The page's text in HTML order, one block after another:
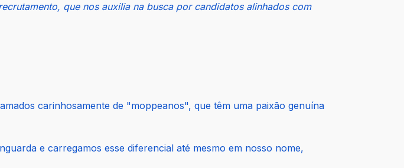
que nos auxilia na busca por candidatos alinhados com
carinhosamente de "moppeanos", que têm uma paixão genuína
e carregamos esse diferencial até mesmo em nosso nome,